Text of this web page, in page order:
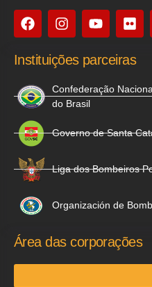
Instituições parceiras
Confederação
do Brasil
Governo de Santa
Liga dos Bombeiros
Organización de
Área das corporações